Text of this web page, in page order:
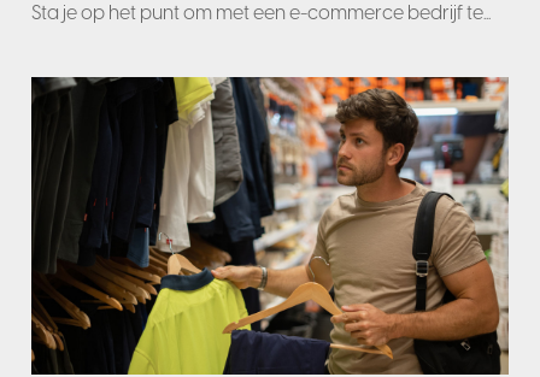
Sta je op het punt om met een e-commerce bedrijf te...